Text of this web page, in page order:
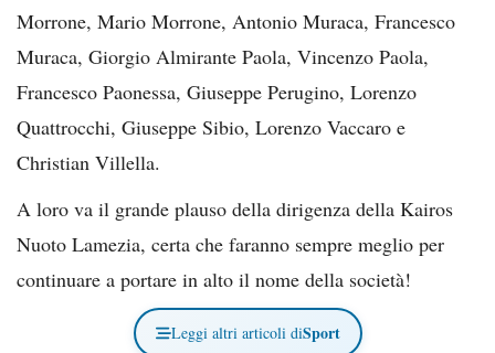
Morrone, Mario Morrone, Antonio Muraca, Francesco
Muraca, Giorgio Almirante Paola, Vincenzo Paola,
Francesco Paonessa, Giuseppe Perugino, Lorenzo
Quattrocchi, Giuseppe Sibio, Lorenzo Vaccaro e
Christian Villella.
A loro va il grande plauso della dirigenza della Kairos
Nuoto Lamezia, certa che faranno sempre meglio per
continuare a portare in alto il nome della società!
Leggi altri articoli diSport